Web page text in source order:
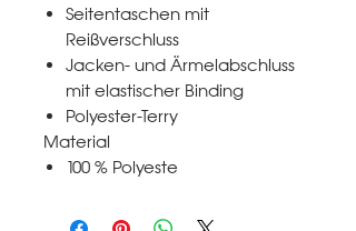
Seitentaschen mit
Reißverschluss
Jacken- und Ärmelabschluss
mit elastischer Binding
Polyester-Terry
Material
100 % Polyeste